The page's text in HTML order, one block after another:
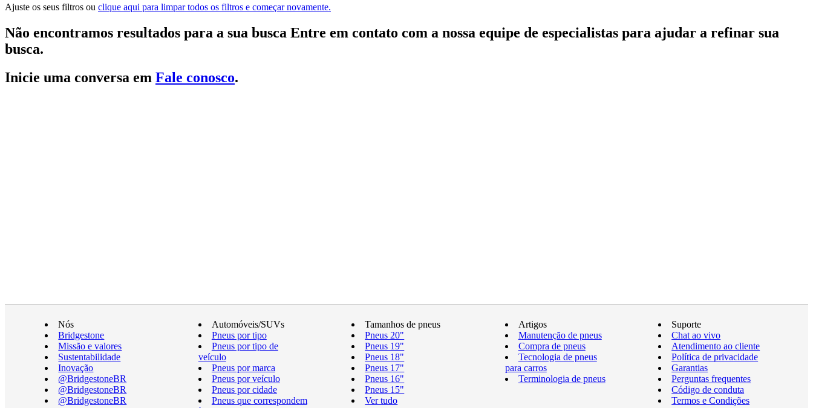
Ajuste os seus filtros ou clique aqui para limpar todos os filtros e começar novamente.
Não encontramos resultados para a sua busca Entre em contato com a nossa equipe de especialistas para ajudar a refinar sua
busca.
Inicie uma conversa em Fale conosco.
Nós
Bridgestone
Missão e valores
Sustentabilidade
Inovação
@BridgestoneBR
@BridgestoneBR
@BridgestoneBR
Automóveis/SUVs
Pneus por tipo
Pneus por tipo de
veículo
Pneus por marca
Pneus por veículo
Pneus por cidade
Pneus que correspondem
Tamanhos de pneus
Pneus 20"
Pneus 19"
Pneus 18"
Pneus 17"
Pneus 16"
Pneus 15"
Ver tudo
Artigos
Manutenção de pneus
Compra de pneus
Tecnologia de pneus
para carros
Terminologia de pneus
Suporte
Chat ao vivo
Atendimento ao cliente
Política de privacidade
Garantias
Perguntas frequentes
Código de conduta
Termos e Condições